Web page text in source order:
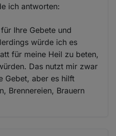
ich antworten:
Ihre Gebete und
würde ich es
für meine Heil zu beten,
Das nutzt mir zwar
Gebet, aber es hilft
Brennereien, Brauern